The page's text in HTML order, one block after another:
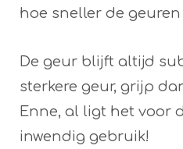
hoe sneller de
De geur blijft altijd
sterkere geur, grijp
Enne, al ligt het voor
inwendig gebruik!